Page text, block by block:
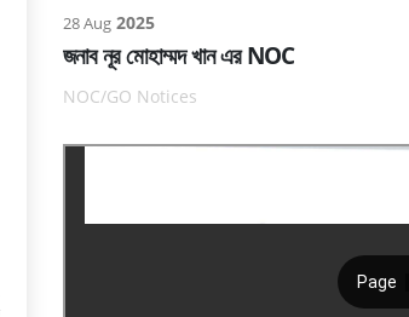
28 Aug 2025
জনাব নূর মোহাম্মদ খান এর NOC
NOC/GO Notices